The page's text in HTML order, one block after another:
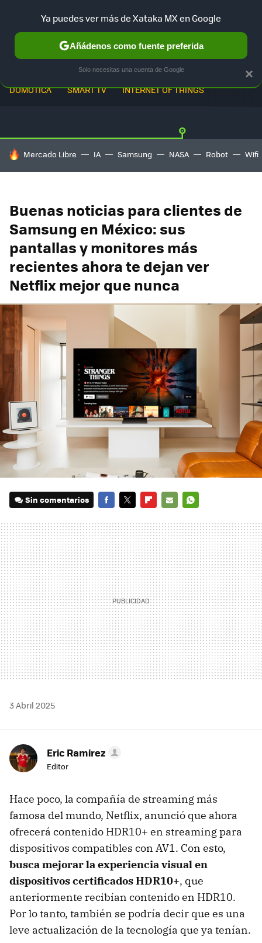
DOMÓTICA SMART TV INTERNET OF THINGS
HOY SE HABLA DE
Mercado Libre IA Samsung NASA Robot Wifi
Buenas noticias para clientes de
Samsung en México: sus
pantallas y monitores más
recientes ahora te dejan ver
Netflix mejor que nunca
Sin comentarios
MAIL
3 Abril 2025
Eric Ramirez
Editor
Hace poco, la compañía de streaming más
famosa del mundo, Netflix, anunció que ahora
ofrecerá contenido HDR10+ en streaming para
dispositivos compatibles con AV1. Con esto,
busca mejorar la experiencia visual en
dispositivos certificados HDR10+, que
anteriormente recibían contenido en HDR10.
Por lo tanto, también se podría decir que es una
leve actualización de la tecnología que ya tenían.
×
Ya puedes ver más de Xataka MX en Google
Añádenos como fuente preferida
Solo necesitas una cuenta de Google